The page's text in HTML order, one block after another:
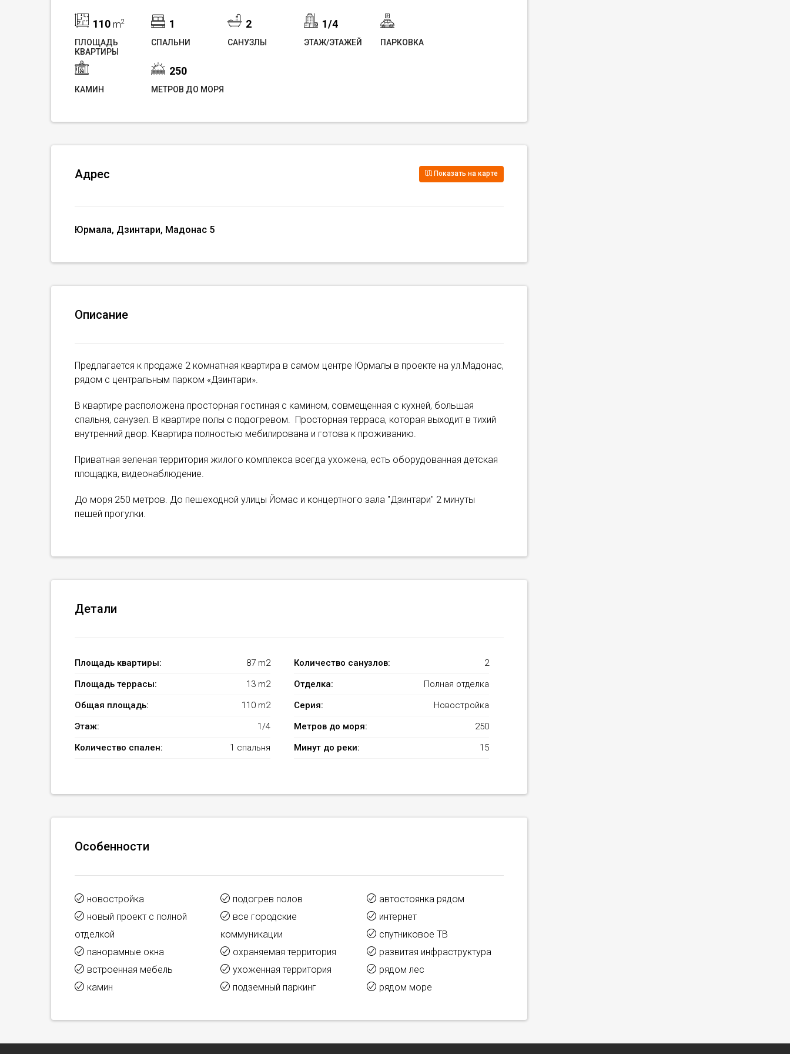
110 m2
ПЛОЩАДЬ
КВАРТИРЫ
1
СПАЛЬНИ
2
САНУЗЛЫ
1/4
ЭТАЖ/ЭТАЖЕЙ ПАРКОВКА
КАМИН
250
МЕТРОВ ДО МОРЯ
Адрес Показать на карте
Юрмала, Дзинтари, Мадонас 5
Описание
Предлагается к продаже 2 комнатная квартира в самом центре Юрмалы в проекте на ул.Мадонас,
рядом с центральным парком «Дзинтари».
В квартире расположена просторная гостиная с камином, совмещенная с кухней, большая
спальня, санузел. В квартире полы с подогревом. Просторная терраса, которая выходит в тихий
внутренний двор. Квартира полностью мебилирована и готова к проживанию.
Приватная зеленая территория жилого комплекса всегда ухожена, есть оборудованная детская
площадка, видеонаблюдение.
До моря 250 метров. До пешеходной улицы Йомас и концертного зала "Дзинтари" 2 минуты
пешей прогулки.
Детали
Площадь квартиры:
87 m2
Площадь террасы:
13 m2
Общая площадь:
110 m2
Этаж:
1/4
Количество спален:
1 спальня
Количество санузлов:
2
Отделка:
Полная отделка
Серия:
Новостройка
Метров до моря:
250
Минут до реки:
15
Особенности
новостройка
новый проект с полной
отделкой
панорамные окна
встроенная мебель
камин
подогрев полов
все городские
коммуникации
охраняемая территория
ухоженная территория
подземный паркинг
автостоянка рядом
интернет
спутниковое ТВ
развитая инфраструктура
рядом лес
рядом море